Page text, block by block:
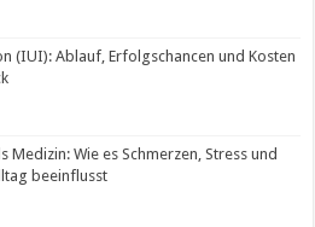
(IUI): Ablauf, Erfolgschancen und Kosten
Medizin: Wie es Schmerzen, Stress und
beeinflusst